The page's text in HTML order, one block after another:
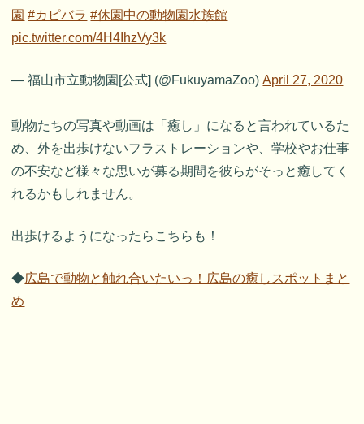
園 #カピバラ #休園中の動物園水族館
pic.twitter.com/4H4IhzVy3k
— 福山市立動物園[公式] (@FukuyamaZoo)April 27, 2020
動物たちの写真や動画は「癒し」になると言われているた
め、外を出歩けないフラストレーションや、学校やお仕事
の不安など様々な思いが募る期間を彼らがそっと癒してく
れるかもしれません。
出歩けるようになったらこちらも！
◆広島で動物と触れ合いたいっ！広島の癒しスポットまと
め